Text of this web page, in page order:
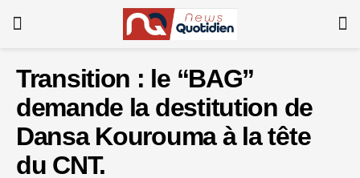
Transition : le “BAG”
demande la destitution de
Dansa Kourouma à la tête
du CNT.